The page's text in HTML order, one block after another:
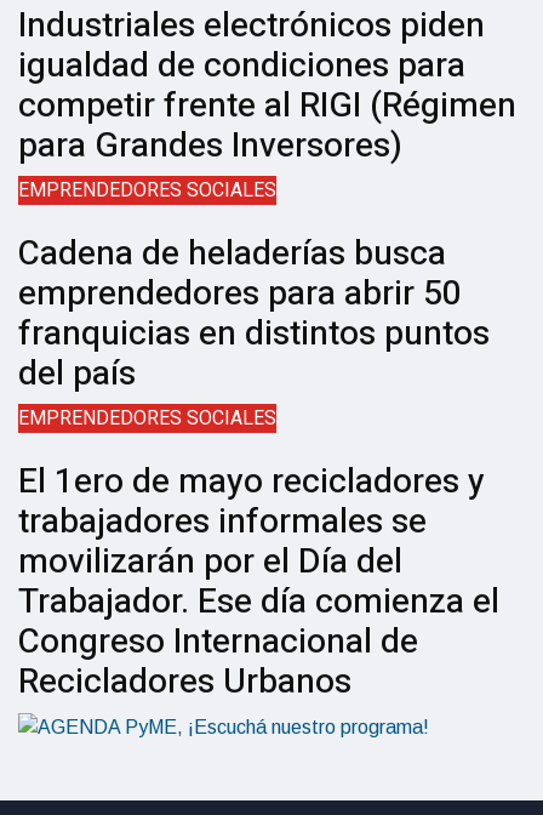
Industriales electrónicos piden
igualdad de condiciones para
competir frente al RIGI (Régimen
para Grandes Inversores)
EMPRENDEDORES SOCIALES
Cadena de heladerías busca
emprendedores para abrir 50
franquicias en distintos puntos
del país
EMPRENDEDORES SOCIALES
El 1ero de mayo recicladores y
trabajadores informales se
movilizarán por el Día del
Trabajador. Ese día comienza el
Congreso Internacional de
Recicladores Urbanos